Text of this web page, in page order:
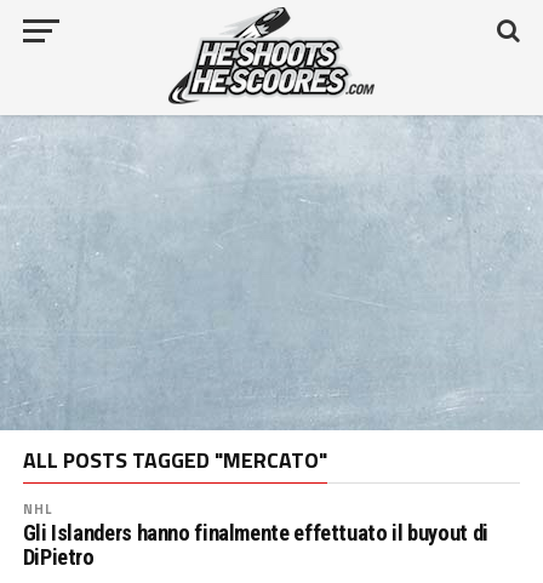
ALL POSTS TAGGED "MERCATO"
NHL
Gli Islanders hanno finalmente effettuato il buyout di
DiPietro